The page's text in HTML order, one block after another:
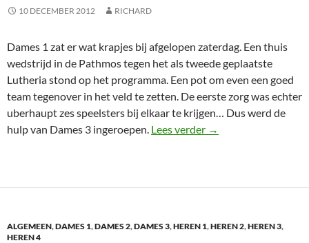
10 DECEMBER 2012 RICHARD
Dames 1 zat er wat krapjes bij afgelopen zaterdag. Een thuis
wedstrijd in de Pathmos tegen het als tweede geplaatste
Lutheria stond op het programma. Een pot om even een goed
team tegenover in het veld te zetten. De eerste zorg was echter
uberhaupt zes speelsters bij elkaar te krijgen… Dus werd de
hulp van Dames 3 ingeroepen. Lees verder Goede prestatie
→
ALGEMEEN,DAMES 1,DAMES 2,DAMES 3,HEREN 1,HEREN 2,HEREN 3,
HEREN 4